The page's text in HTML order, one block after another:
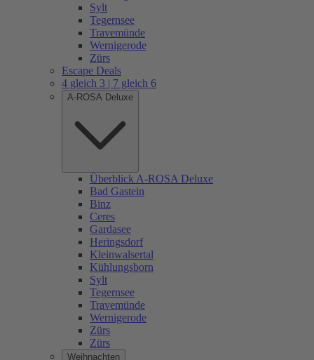
Sylt
Tegernsee
Travemünde
Wernigerode
Zürs
Escape Deals
4 gleich 3 | 7 gleich 6
A-ROSA Deluxe
Überblick A-ROSA Deluxe
Bad Gastein
Binz
Ceres
Gardasee
Heringsdorf
Kleinwalsertal
Kühlungsborn
Sylt
Tegernsee
Travemünde
Wernigerode
Zürs
Zürs
Weihnachten